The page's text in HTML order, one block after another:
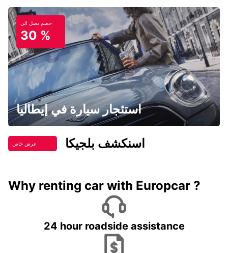
خصم يصل الي
30 %
استئجار سيارة في إيطاليا
عرض خاص اسنكشف بلجيكا
Why renting car with Europcar ?
24 hour roadside assistance